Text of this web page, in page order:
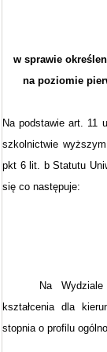
w sprawie
na poziomie
Na podstawie art.
szkolnictwie
pkt 6 lit. b Statutu
się co następuje:
Na
kształcenia dla
stopnia o profilu